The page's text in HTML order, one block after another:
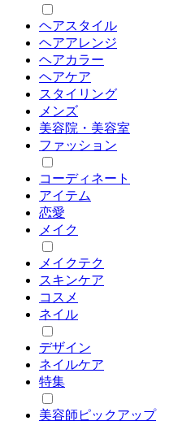
ヘアスタイル
ヘアアレンジ
ヘアカラー
ヘアケア
スタイリング
メンズ
美容院・美容室
ファッション
コーディネート
アイテム
恋愛
メイク
メイクテク
スキンケア
コスメ
ネイル
デザイン
ネイルケア
特集
美容師ピックアップ